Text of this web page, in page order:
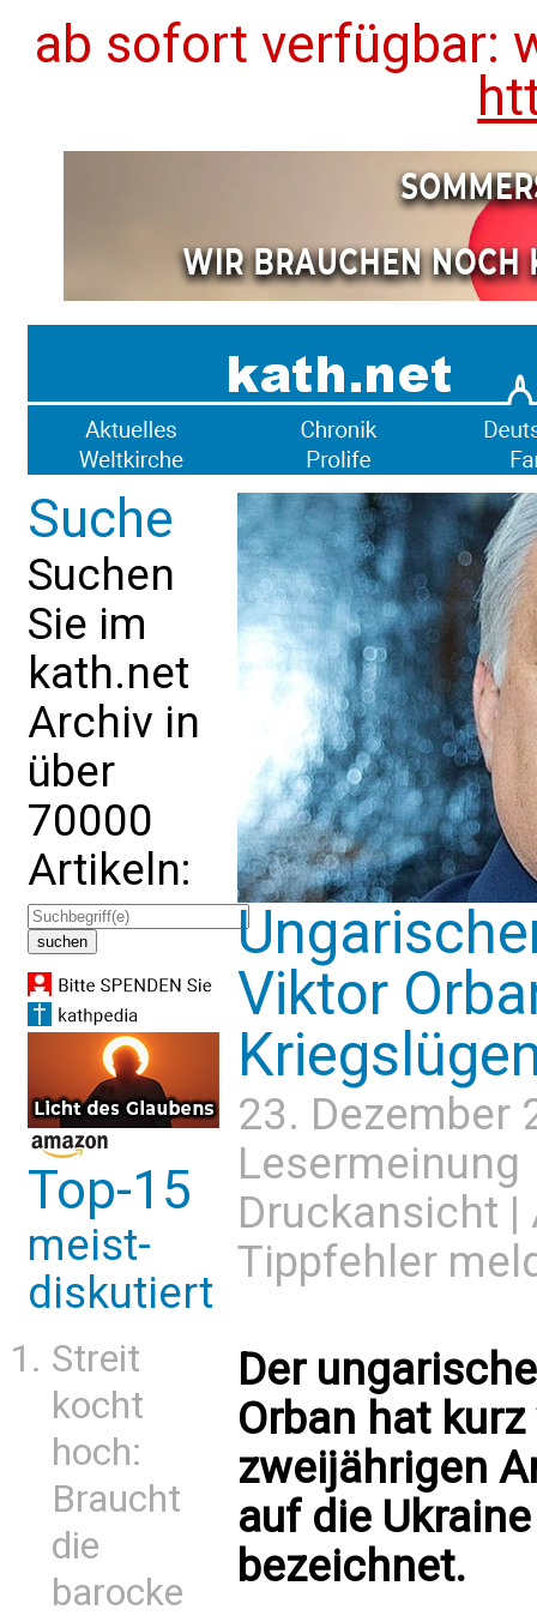
ab sofort verfügbar:
Suche
Suchen
Sie im
kath.net
Archiv in
über
70000
Artikeln:
Top-15
meist-
diskutiert
Streit
kocht
hoch:
Braucht
die
barocke
Viktor
23. Dezember
Lesermeinung
Druckansicht |
Tippfehler
Der
Orban hat
zweijährigen
auf die
bezeichnet.